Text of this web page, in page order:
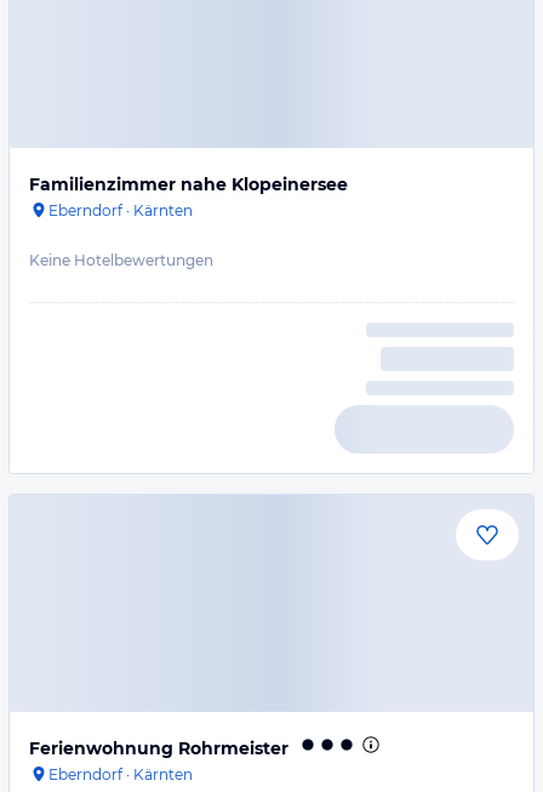
Familienzimmer nahe Klopeinersee
Eberndorf· Kärnten
Keine Hotelbewertungen
Ferienwohnung Rohrmeister
Eberndorf· Kärnten